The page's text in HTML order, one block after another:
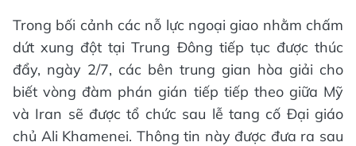
Trong bối cảnh các nỗ lực ngoại giao nhằm chấm
dứt xung đột tại Trung Đông tiếp tục được thúc
đẩy, ngày 2/7, các bên trung gian hòa giải cho
biết vòng đàm phán gián tiếp tiếp theo giữa Mỹ
và Iran sẽ được tổ chức sau lễ tang cố Đại giáo
chủ Ali Khamenei. Thông tin này được đưa ra sau